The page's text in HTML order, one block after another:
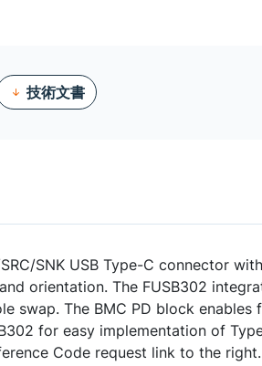
技術文書
SNK USB Type-C connector
orientation. The FUSB302
swap. The BMC PD block enables
for easy implementation of
Code request link to the right.